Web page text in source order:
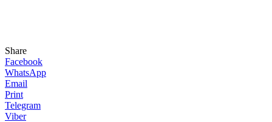
Share
Facebook
WhatsApp
Email
Print
Telegram
Viber